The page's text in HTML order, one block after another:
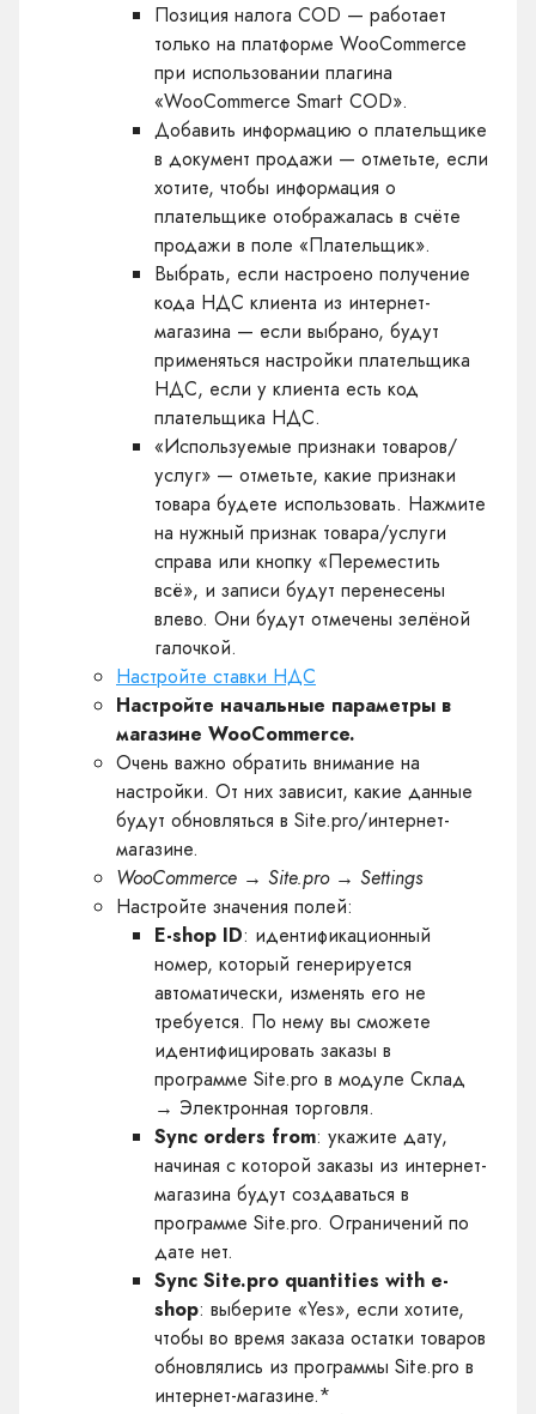
Позиция налога COD — работает
только на платформе WooCommerce
при использовании плагина
«WooCommerce Smart COD».
Добавить информацию о плательщике
в документ продажи — отметьте, если
хотите, чтобы информация о
плательщике отображалась в счёте
продажи в поле «Плательщик».
Выбрать, если настроено получение
кода НДС клиента из интернет-
магазина — если выбрано, будут
применяться настройки плательщика
НДС, если у клиента есть код
плательщика НДС.
«Используемые признаки товаров/
услуг» — отметьте, какие признаки
товара будете использовать. Нажмите
на нужный признак товара/услуги
справа или кнопку «Переместить
всё», и записи будут перенесены
влево. Они будут отмечены зелёной
галочкой.
Настройте ставки НДС
Настройте начальные параметры в
магазине WooCommerce.
Очень важно обратить внимание на
настройки. От них зависит, какие данные
будут обновляться в Site.pro/интернет-
магазине.
WooCommerce → Site.pro → Settings
Настройте значения полей:
E-shop ID: идентификационный
номер, который генерируется
автоматически, изменять его не
требуется. По нему вы сможете
идентифицировать заказы в
программе Site.pro в модуле Склад
→ Электронная торговля.
Sync orders from: укажите дату,
начиная с которой заказы из интернет-
магазина будут создаваться в
программе Site.pro. Ограничений по
дате нет.
Sync Site.pro quantities with e-
shop: выберите «Yes», если хотите,
чтобы во время заказа остатки товаров
обновлялись из программы Site.pro в
интернет-магазине.*